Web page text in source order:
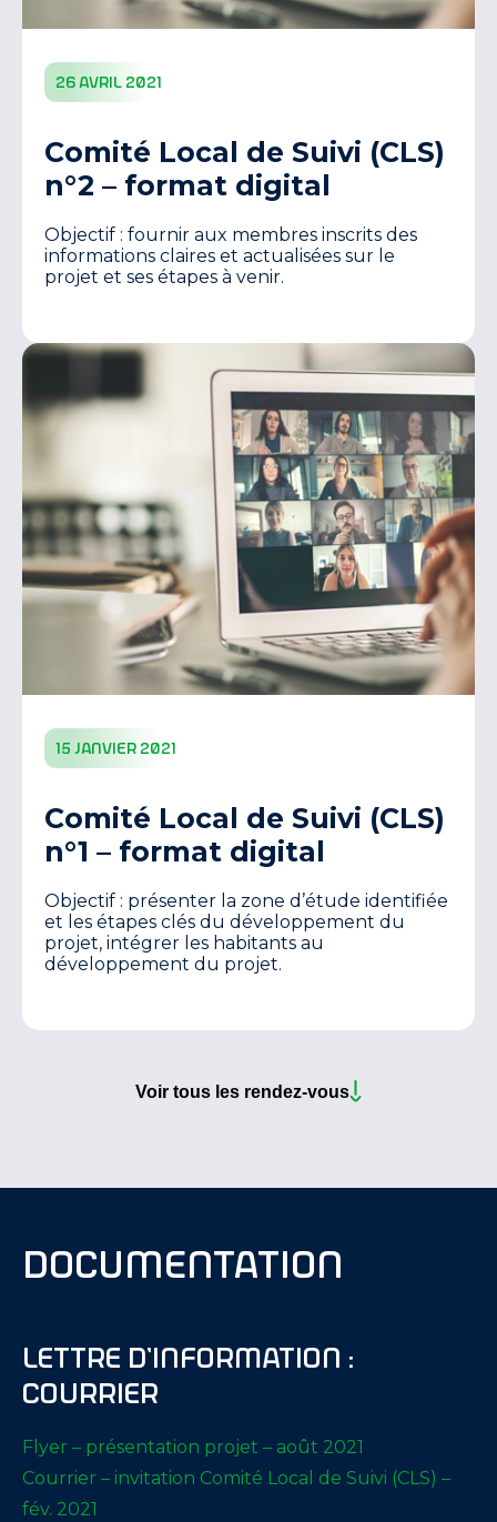
26 avril 2021
Comité Local de Suivi (CLS)
n°2 – format digital
Objectif : fournir aux membres inscrits des
informations claires et actualisées sur le
projet et ses étapes à venir.
15 janvier 2021
Comité Local de Suivi (CLS)
n°1 – format digital
Objectif : présenter la zone d’étude identifiée
et les étapes clés du développement du
projet, intégrer les habitants au
développement du projet.
Voir tous les rendez-vous
documentation
Lettre d’information :
Courrier
Flyer – présentation projet – août 2021
Courrier – invitation Comité Local de Suivi (CLS) –
fév. 2021